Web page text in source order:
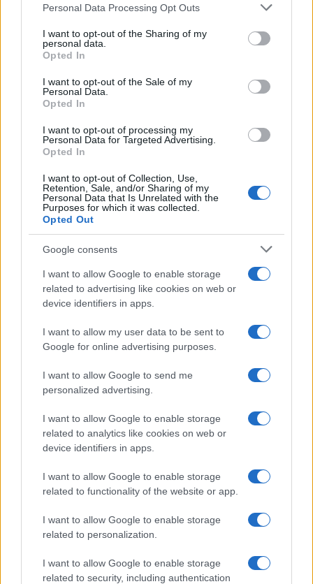
Please note that this website/app uses one or more Google
not limited to your visit or usage behaviour. You may click to
grant or deny consent to Google and its third-party tags to
use your data for below specified purposes in below Google
consent section.
Personal Data Processing Opt Outs
I want to opt-out of the Sharing of my
personal data.
Opted In
I want to opt-out of the Sale of my
Personal Data.
Opted In
I want to opt-out of processing my
Personal Data for Targeted Advertising.
Opted In
I want to opt-out of Collection, Use,
Retention, Sale, and/or Sharing of my
Personal Data that Is Unrelated with the
Purposes for which it was collected.
Opted Out
Google consents
I want to allow Google to enable storage
related to advertising like cookies on web or
device identifiers in apps.
I want to allow my user data to be sent to
Google for online advertising purposes.
I want to allow Google to send me
personalized advertising.
I want to allow Google to enable storage
related to analytics like cookies on web or
device identifiers in apps.
I want to allow Google to enable storage
related to functionality of the website or app.
I want to allow Google to enable storage
related to personalization.
I want to allow Google to enable storage
related to security, including authentication
Itinerari letterari 2026: esplorare i mondi di
Deledda, Rosselli e altri grandi autori
In questo 2026 ricco di anniversari, esplora i luoghi che hanno
ispirato i grandi scrittori e vivi un'esperienza unica tra pagine
Beatrice Beretta · 8 Ago 2026
Lago d’Iseo in moto: itinerario tra borghi,
vigneti e pareti rocciose
Un viaggio in moto attorno al Lago d’Iseo per scoprire borghi
perfetto per chi cerca…
Alessandro Tassinari · 7 Ago 2026
Weekend VEDI TUTTI →
WEEKEND